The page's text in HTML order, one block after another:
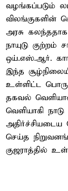
வழங்கப்படும்
அரசு
நாயுடு குற்றம்
ஒய்.எஸ்.ஆர்.
இந்த
உள்ளிட்ட
தகவல்
வெளியாகி
செய்த
குஜராத்தில்